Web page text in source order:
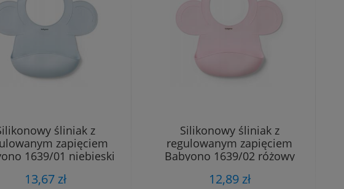
śliniak z
zapięciem
1639/01 niebieski
13,67 zł
Silikonowy śliniak z
regulowanym zapięciem
Babyono 1639/02 różowy
12,89 zł